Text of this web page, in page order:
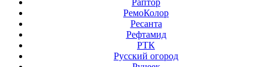
Раптор
РемоКолор
Ресанта
Рефтамид
РТК
Русский огород